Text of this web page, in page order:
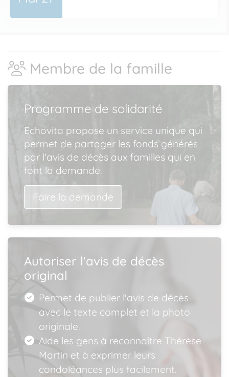
Membre de la famille
Programme de solidarité
Echovita propose un service unique qui
permet de partager les fonds générés
par l'avis de décès aux familles qui en
font la demande.
Faire la demande
Autoriser l'avis de décès
original
Permet de publier l'avis de décès
avec le texte complet et la photo
originale.
Aide les gens à reconnaître Thérèse
Martin et à exprimer leurs
condoléances plus facilement.